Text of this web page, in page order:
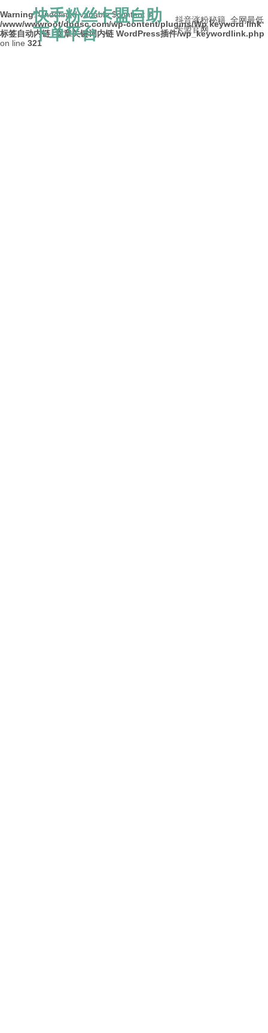
Warning: Undefined variable $content in
/www/wwwroot/dpdsc.com/wp-content/plugins/Wp keyword link
标签自动内链_文章关键词内链 WordPress插件/wp_keywordlink.php
on line 321
快手粉丝卡盟自助
下单平台
抖音涨粉秘籍_全网最低
卡盟官网